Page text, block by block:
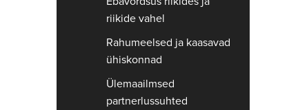
riikide vahel
Rahumeelsed ja kaasavad
ühiskonnad
Ülemaailmsed
partnerlussuhted